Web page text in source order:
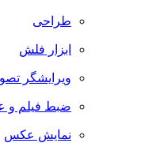
طراحی
ابزار فلش
ویرایشگر
ضبط فيلم
نمایش عکس